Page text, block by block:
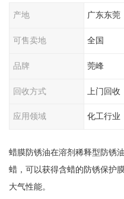
产地 广东东莞
可售卖地 全国
品牌 莞峰
回收方式 上门回收
应用领域 化工行业
蜡膜防锈油在溶剂稀释型防锈
蜡，可以获得含蜡的防锈保护
大气性能。